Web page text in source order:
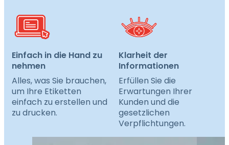
Einfach in die Hand zu
nehmen
Alles, was Sie brauchen,
um Ihre Etiketten
einfach zu erstellen und
zu drucken.
Klarheit der
Informationen
Erfüllen Sie die
Erwartungen Ihrer
Kunden und die
gesetzlichen
Verpflichtungen.